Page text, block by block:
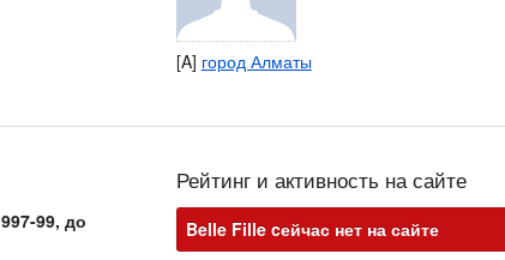
[A] город Алматы
99, до
Рейтинг и активность на сайте
Belle Fille cейчас нет на сайте